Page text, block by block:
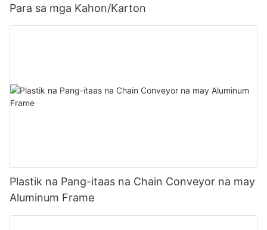
Para sa mga Kahon/Karton
Plastik na Pang-itaas na Chain Conveyor na may
Aluminum Frame